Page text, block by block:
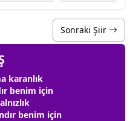
Sonraki Şiir
karanlık
benim için
benim için